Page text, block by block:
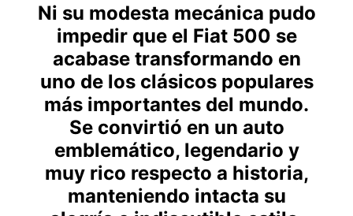
Ni su modesta mecánica pudo
impedir que el Fiat 500 se
acabase transformando en
uno de los clásicos populares
más importantes del mundo.
Se convirtió en un auto
emblemático, legendario y
muy rico respecto a historia,
manteniendo intacta su